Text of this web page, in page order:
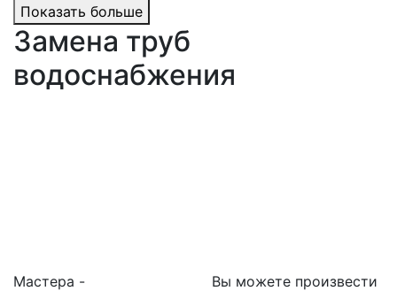
Показать больше
Замена труб
водоснабжения
Мастера -
Вы можете произвести